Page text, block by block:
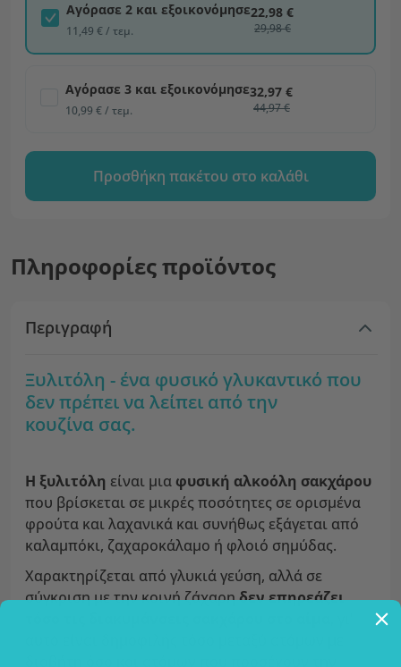
Αγόρασε 2 και εξοικονόμησε
11,49 € / τεμ.
22,98 €
29,98 €
Αγόρασε 3 και εξοικονόμησε
10,99 € / τεμ.
32,97 €
44,97 €
Προσθήκη πακέτου στο καλάθι
Πληροφορίες προϊόντος
Περιγραφή
Ξυλιτόλη - ένα φυσικό γλυκαντικό που
δεν πρέπει να λείπει από την
κουζίνα σας.
Η ξυλιτόλη είναι μια φυσική αλκοόλη σακχάρου
που βρίσκεται σε μικρές ποσότητες σε ορισμένα
φρούτα και λαχανικά και συνήθως εξάγεται από
καλαμπόκι, ζαχαροκάλαμο ή φλοιό σημύδας.
Χαρακτηρίζεται από γλυκιά γεύση, αλλά σε
σύγκριση με την κοινή ζάχαρηδεν επηρεάζει